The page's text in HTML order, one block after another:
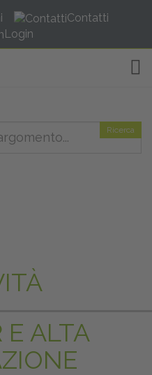
Contatti
Login
Ricerca
E ALTA